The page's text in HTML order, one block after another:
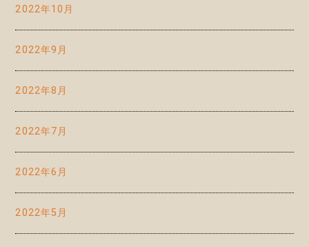
2022年10月
2022年9月
2022年8月
2022年7月
2022年6月
2022年5月